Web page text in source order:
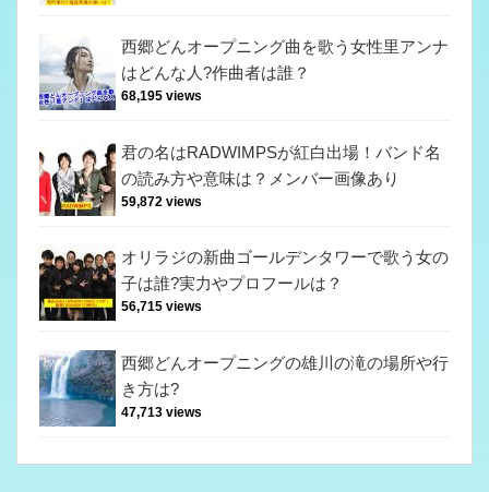
西郷どんオープニング曲を歌う女性里アンナ
はどんな人?作曲者は誰？
68,195 views
君の名はRADWIMPSが紅白出場！バンド名
の読み方や意味は？メンバー画像あり
59,872 views
オリラジの新曲ゴールデンタワーで歌う女の
子は誰?実力やプロフールは？
56,715 views
西郷どんオープニングの雄川の滝の場所や行
き方は?
47,713 views